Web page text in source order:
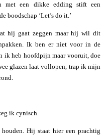
met een dikke edding stift een
boodschap ‘Let’s do it.’
hij gaat zeggen maar hij wil dit
Ik ben er niet voor in de
ik heb hoofdpijn maar vooruit, doe
glazen laat vollopen, trap ik mijn
ik cynisch.
Hij staat hier een prachtig